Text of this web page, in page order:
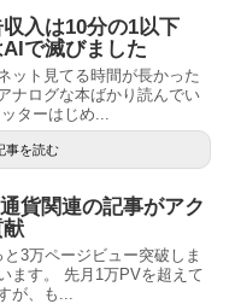
収入は10分の1以下
で滅びました
ット見てる時間が長かった
ナログな本ばかり読んでい
ターはじめ...
事を読む
貨関連の記事がアク
3万ページビュー突破しま
ます。 先月1万PVを超えて
が、も...